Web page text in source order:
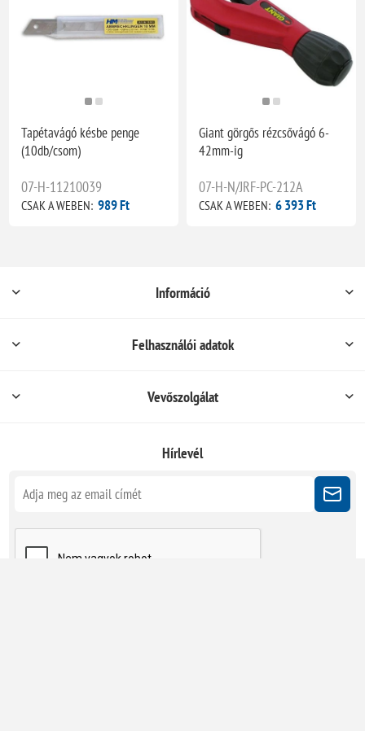
Tapétavágó késbe penge
(10db/csom)
07-H-11210039
CSAK A WEBEN: 989 Ft
Giant görgős rézcsővágó 6-
42mm-ig
07-H-N/JRF-PC-212A
CSAK A WEBEN: 6 393 Ft
Információ
Felhasználói adatok
Vevőszolgálat
Hírlevél